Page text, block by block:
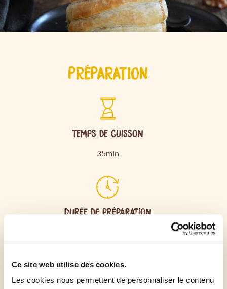
Ce site web utilise des cookies.
Les cookies nous permettent de personnaliser le contenu
PRÉPARATION
Temps de cuisson
35min
Durée de préparation
Éplucher les poires puis les évider délicatement afin